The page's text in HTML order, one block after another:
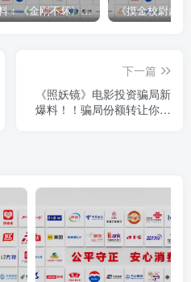
爆料：《金刚不坏》电影投资骗局，上映分红都是骗人的！
下一篇
《照妖镜》电影投资骗局新
爆料！！骗局份额转让你还